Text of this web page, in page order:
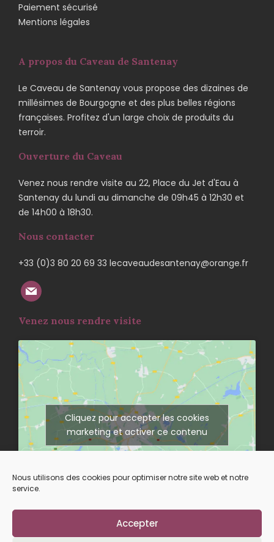
Nous utilisons des cookies pour optimiser notre site web et notre
service.
Accepter
Paiement sécurisé
Mentions légales
A propos du Caveau de Santenay
Le Caveau de Santenay vous propose des dizaines de
millésimes de Bourgogne et des plus belles régions
françaises. Profitez d'un large choix de produits du
terroir.
Ouverture du Caveau
Venez nous rendre visite au 22, Place du Jet d'Eau à
Santenay du lundi au dimanche de 09h45 à 12h30 et
de 14h00 à 18h30.
Nous contacter
+33 (0)3 80 20 69 33 lecaveaudesantenay@orange.fr
Venez nous rendre visite
Cliquez pour accepter les cookies
marketing et activer ce contenu
Suivez-nous sur nos réseaux